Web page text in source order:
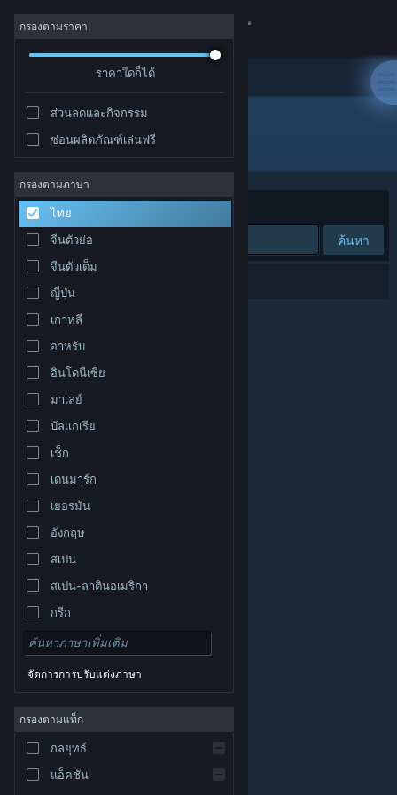
เข้าสู่ระบบ
ชุมชน
เกี่ยวกับ
ฝ่ายสนับสนุน
เปลี่ยนภาษา
รับแอป Steam แบบพกพา
ชมเว็บไซต์สำหรับเดสก์ท็อป
© Valve Corporation สงวนลิขสิทธิ์ เครื่องหมายการค้า
และประเทศอื่น
นโยบายความเป็นส่วนตัว
การช่วยการเข้าถึง|
Steam| การคืนเงิน
กรองตามราคา
ราคาใดก็ได้
ส่วนลดและกิจกรรม
ซ่อนผลิตภัณฑ์เล่นฟรี
กรองตามภาษา
ไทย
จีนตัวย่อ
จีนตัวเต็ม
ญี่ปุ่น
เกาหลี
อาหรับ
อินโดนีเซีย
มาเลย์
บัลแกเรีย
เช็ก
เดนมาร์ก
เยอรมัน
อังกฤษ
สเปน
สเปน-ลาตินอเมริกา
กรีก
จัดการการปรับแต่งภาษา
กรองตามแท็ก
กลยุทธ์
แอ็คชัน
ผู้พัฒนา: GDG Entertainment
จัดเรียงตาม
ค้นหา